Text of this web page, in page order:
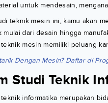
untuk mendesain,
teknik mesin ini, kamu akan
mulai dari desain hingga
mesin memiliki peluang
Dengan Mesin? Daftar di
Studi Teknik
informatika merupakan